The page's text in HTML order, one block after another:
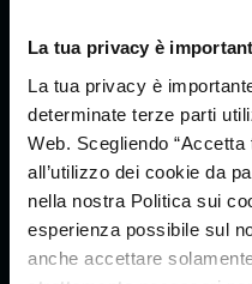
La tua privacy è
La tua privacy è
determinate terze parti
Web. Scegliendo
all’utilizzo dei cookie da
nella nostra Politica sui
esperienza possibile sul
anche accettare
because with the
reduce a lot of
- Security manager,
READ MORE